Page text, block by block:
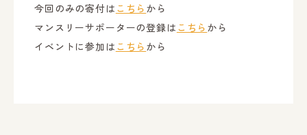
今回のみの寄付は こちら から
マンスリーサポーターの登録は こちら から
イベントに参加は こちら から